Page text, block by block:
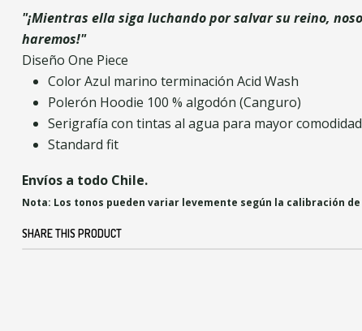
"¡Mientras ella siga luchando por salvar su reino,
haremos!"
Diseño One Piece
Color Azul marino terminación Acid Wash
Polerón Hoodie 100 % algodón (Canguro)
Serigrafía con tintas al agua para mayor comodidad
Standard fit
Envíos a todo Chile.
Nota: Los tonos pueden variar levemente según la calibración
SHARE THIS PRODUCT